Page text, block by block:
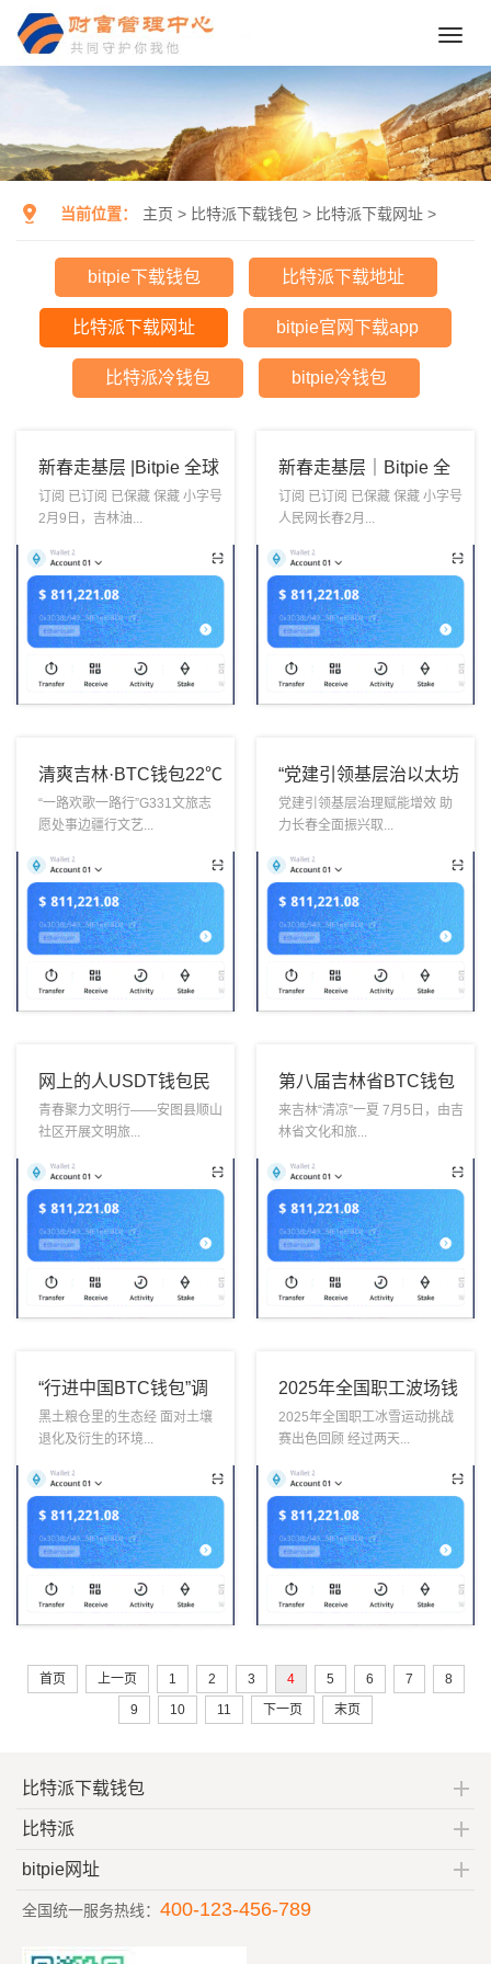
当前位置： 主页 > 比特派下载钱包 > 比特派下载网址 >
bitpie下载钱包 比特派下载地址
比特派下载网址 bitpie官网下载app
比特派冷钱包 bitpie冷钱包
新春走基层 |Bitpie 全球
领先多链钱包 冯展好，
站好岗！
订阅 已订阅 已保藏 保藏 小字号
2月9日，吉林油...
新春走基层｜Bitpie 全
球领先多链钱包小年启
市闹新春
订阅 已订阅 已保藏 保藏 小字号
人民网长春2月...
清爽吉林·BTC钱包22℃
的夏天
“一路欢歌一路行”G331文旅志
愿处事边疆行文艺...
“党建引领基层治以太坊
钱包理”主题系列活
动
党建引领基层治理赋能增效 助
力长春全面振兴取...
网上的人USDT钱包民
日报
青春聚力文明行——安图县顺山
社区开展文明旅...
第八届吉林省BTC钱包
消夏避暑休闲季
来吉林“清凉”一夏 7月5日，由吉
林省文化和旅...
“行进中国BTC钱包”调
研行
黑土粮仓里的生态经 面对土壤
退化及衍生的环境...
2025年全国职工波场钱
包冰雪运动挑战赛
2025年全国职工冰雪运动挑战
赛出色回顾 经过两天...
首页 上一页 1 2 3 4 5 6 7
8
9
10 11 下一页 末页
比特派下载钱包
比特派
bitpie网址
全国统一服务热线： 400-123-456-789